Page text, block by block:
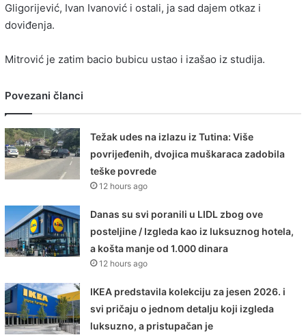
Gligorijević, Ivan Ivanović i ostali, ja sad dajem otkaz i
doviđenja.
Mitrović je zatim bacio bubicu ustao i izašao iz studija.
Povezani članci
Težak udes na izlazu iz Tutina: Više
povrijeđenih, dvojica muškaraca zadobila
teške povrede
12 hours ago
Danas su svi poranili u LIDL zbog ove
posteljine / Izgleda kao iz luksuznog hotela,
a košta manje od 1.000 dinara
12 hours ago
IKEA predstavila kolekciju za jesen 2026. i
svi pričaju o jednom detalju koji izgleda
luksuzno, a pristupačan je